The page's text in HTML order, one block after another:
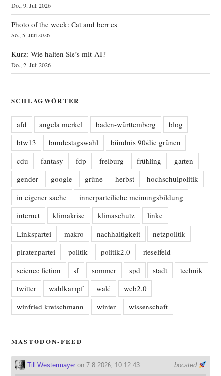
Do., 9. Juli 2026
Photo of the week: Cat and berries
So., 5. Juli 2026
Kurz: Wie halten Sie’s mit AI?
Do., 2. Juli 2026
SCHLAGWÖRTER
afd angela merkel baden-württemberg
blog
btw13
bundestagswahl
bündnis 90/die grünen
cdu
fantasy fdp freiburg frühling
garten
gender
google grüne herbst
hochschulpolitik
in eigener sache
innerparteiliche meinungsbildung
internet
klimakrise klimaschutz
linke
Linkspartei
makro nachhaltigkeit
netzpolitik
piratenpartei
politik politik2.0
rieselfeld
science fiction
sf sommer spd stadt
technik
twitter
wahlkampf wald
web2.0
winfried kretschmann
winter wissenschaft
MASTODON-FEED
boosted
Till Westermayeron 7.8.2026, 10:12:43